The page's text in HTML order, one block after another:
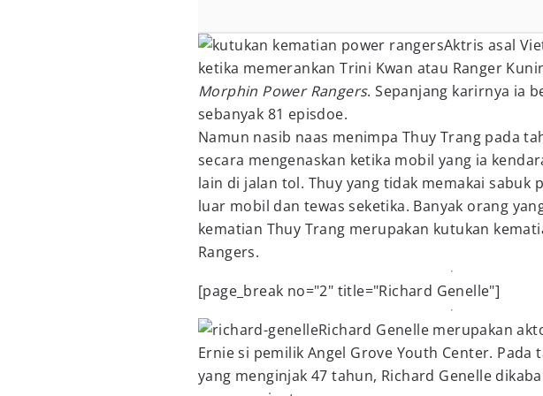
Aktris asal
ketika memerankan Trini Kwan atau Ranger
Morphin Power Rangers. Sepanjang karirnya ia
sebanyak 81 episdoe.
Namun nasib naas menimpa Thuy Trang pada
secara mengenaskan ketika mobil yang ia
lain di jalan tol. Thuy yang tidak memakai sabuk
luar mobil dan tewas seketika. Banyak orang
kematian Thuy Trang merupakan kutukan
Rangers.
[page_break no="2" title="Richard Genelle"]
Richard Genelle merupakan
Ernie si pemilik Angel Grove Youth Center. Pada
yang menginjak 47 tahun, Richard Genelle